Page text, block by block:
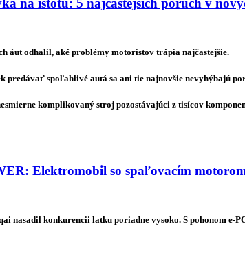
na istotu: 5 najčastejších porúch v
áut odhalil, aké problémy motoristov trápia najčastejšie.
predávať spoľahlivé autá sa ani tie najnovšie nevyhýbajú
komplikovaný stroj pozostávajúci z tisícov
Elektromobil so spaľovacím
nasadil konkurencii latku poriadne vysoko. S pohonom